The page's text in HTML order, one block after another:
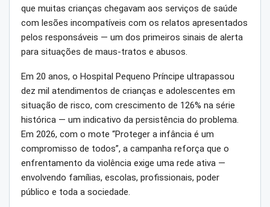
que muitas crianças chegavam aos serviços de saúde
com lesões incompatíveis com os relatos apresentados
pelos responsáveis — um dos primeiros sinais de alerta
para situações de maus-tratos e abusos.
Em 20 anos, o Hospital Pequeno Príncipe ultrapassou
dez mil atendimentos de crianças e adolescentes em
situação de risco, com crescimento de 126% na série
histórica — um indicativo da persistência do problema.
Em 2026, com o mote “Proteger a infância é um
compromisso de todos”, a campanha reforça que o
enfrentamento da violência exige uma rede ativa —
envolvendo famílias, escolas, profissionais, poder
público e toda a sociedade.